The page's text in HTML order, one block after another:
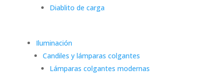
Diablito de carga
Iluminación
Candiles y lámparas colgantes
Lámparas colgantes modernas